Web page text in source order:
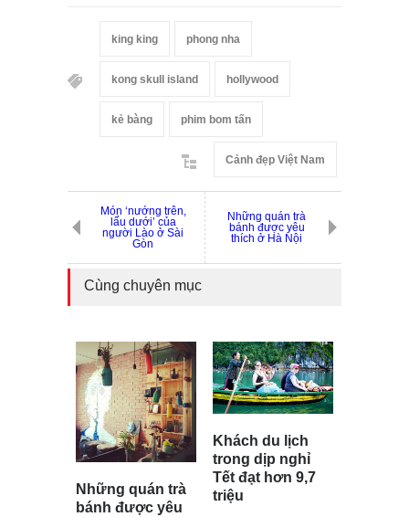
king king phong nha
kong skull island hollywood
kẻ bàng phim bom tấn
Cảnh đẹp Việt Nam
Món ‘nướng trên,
lẩu dưới’ của
người Lào ở Sài
Gòn
Những quán trà
bánh được yêu
thích ở Hà Nội
Cùng chuyên mục
Những quán trà
bánh được yêu
Khách du lịch
trong dịp nghỉ
Tết đạt hơn 9,7
triệu